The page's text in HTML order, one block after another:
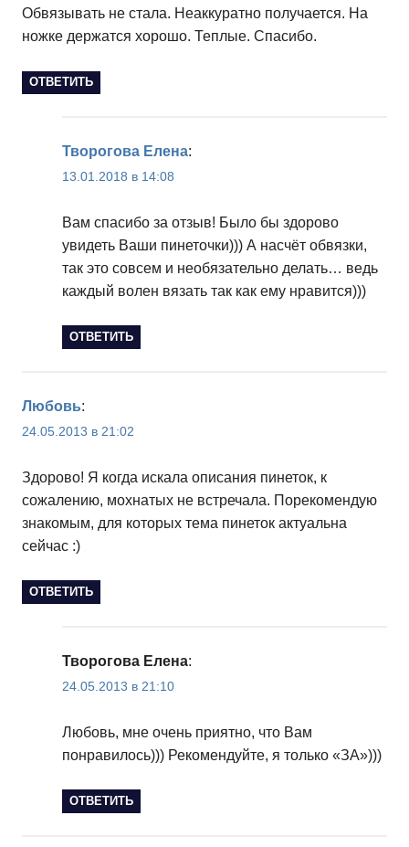
Обвязывать не стала. Неаккуратно получается. На
ножке держатся хорошо. Теплые. Спасибо.
ОТВЕТИТЬ
Творогова Елена:
13.01.2018 в 14:08
Вам спасибо за отзыв! Было бы здорово
увидеть Ваши пинеточки))) А насчёт обвязки,
так это совсем и необязательно делать… ведь
каждый волен вязать так как ему нравится)))
ОТВЕТИТЬ
Любовь:
24.05.2013 в 21:02
Здорово! Я когда искала описания пинеток, к
сожалению, мохнатых не встречала. Порекомендую
знакомым, для которых тема пинеток актуальна
сейчас :)
ОТВЕТИТЬ
Творогова Елена:
24.05.2013 в 21:10
Любовь, мне очень приятно, что Вам
понравилось))) Рекомендуйте, я только «ЗА»)))
ОТВЕТИТЬ